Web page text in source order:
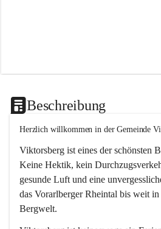
Beschreibung
Herzlich willkommen in der Gemeinde
Viktorsberg ist eines der schönsten
Keine Hektik, kein
gesunde Luft und eine
das Vorarlberger Rheintal bis weit
Bergwelt.